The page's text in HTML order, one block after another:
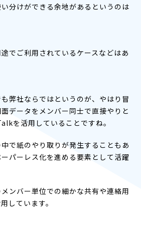
分けができる余地があるというのは
でご利用されているケースなどはあ
弊社ならではというのが、やはり冒
データをメンバー同士で直接やりと
を活用していることですね。
で紙のやり取りが発生することもあ
パーレス化を進める要素として活躍
ンバー単位での細かな共有や連絡用
しています。